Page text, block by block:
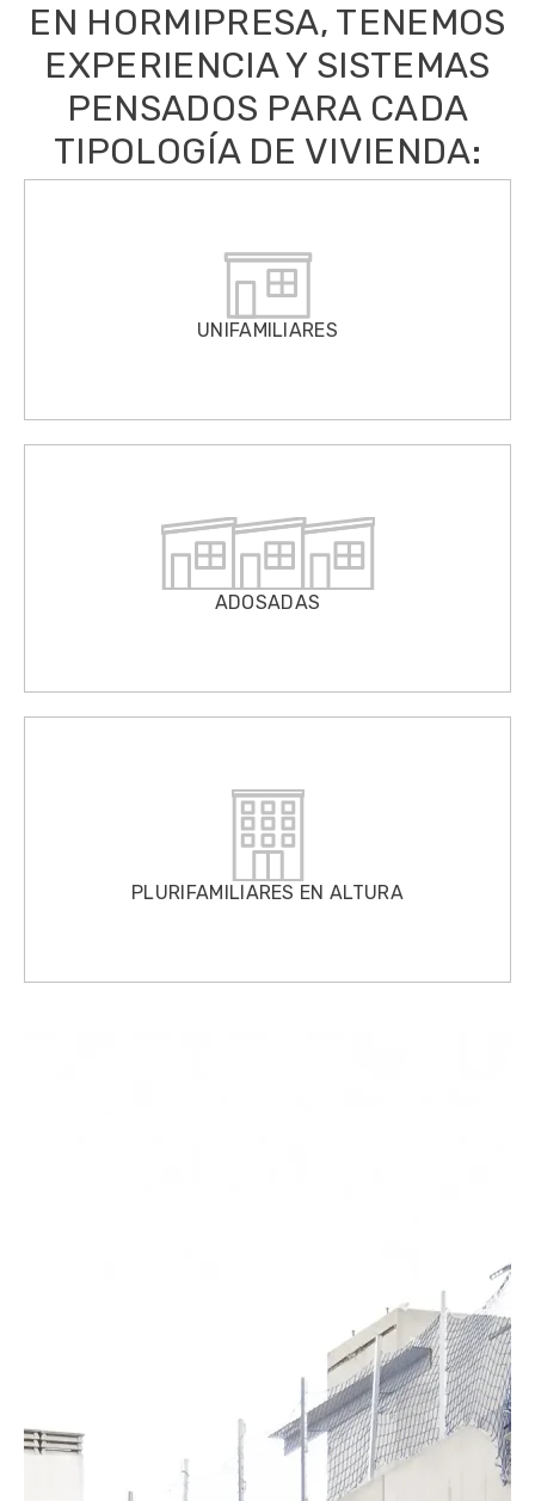
EN HORMIPRESA, TENEMOS
EXPERIENCIA Y SISTEMAS
PENSADOS PARA CADA
TIPOLOGÍA DE VIVIENDA:
UNIFAMILIARES
ADOSADAS
PLURIFAMILIARES EN ALTURA